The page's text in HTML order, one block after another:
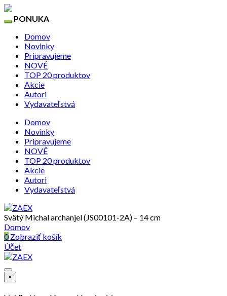
PONUKA
Domov
Novinky
Pripravujeme
NOVÉ
TOP 20 produktov
Akcie
Autori
Vydavateľstvá
Domov
Novinky
Pripravujeme
NOVÉ
TOP 20 produktov
Akcie
Autori
Vydavateľstvá
Svätý Michal archanjel (JS00101-2A) – 14 cm
Domov
0Zobraziť košík
Účet
×